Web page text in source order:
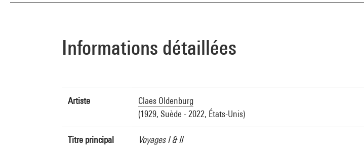
Informations détaillées
Artiste
Claes Oldenburg
(1929, Suède - 2022, États-Unis)
Titre principal Voyages I & II